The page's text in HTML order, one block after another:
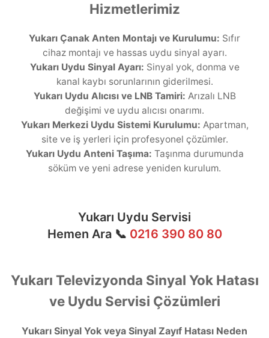
Hizmetlerimiz
Yukarı Çanak Anten Montajı ve Kurulumu: Sıfır
cihaz montajı ve hassas uydu sinyal ayarı.
Yukarı Uydu Sinyal Ayarı: Sinyal yok, donma ve
kanal kaybı sorunlarının giderilmesi.
Yukarı Uydu Alıcısı ve LNB Tamiri: Arızalı LNB
değişimi ve uydu alıcısı onarımı.
Yukarı Merkezi Uydu Sistemi Kurulumu: Apartman,
site ve iş yerleri için profesyonel çözümler.
Yukarı Uydu Anteni Taşıma: Taşınma durumunda
söküm ve yeni adrese yeniden kurulum.
Yukarı Uydu Servisi
Hemen Ara 📞 0216 390 80 80
Yukarı Televizyonda Sinyal Yok Hatası
ve Uydu Servisi Çözümleri
Yukarı Sinyal Yok veya Sinyal Zayıf Hatası Neden